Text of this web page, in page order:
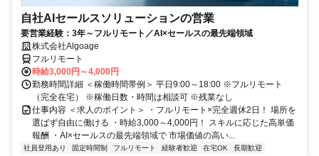
自社AIセールスソリューションの営業
要営業経験：3年～フルリモート／AI×セールスの最先端領域
株式会社Algoage
フルリモート
時給3,000円～4,000円
勤務時間詳細 ＜稼働時間帯例＞ 平日9:00～18:00 ※フルリモート
（完全在宅） ※稼働日数・時間は相談可 ※残業なし
仕事内容 ＜求人のポイント＞ ・フルリモート×完全週休2日！ 場所を
選ばず自由に働ける ・時給3,000～4,000円！ スキルに応じた高単価
報酬 ・AI×セールスの最先端領域で 市場価値の高い...
社員登用あり 固定時間制 フルリモート 経験者歓迎 在宅OK 長期歓迎